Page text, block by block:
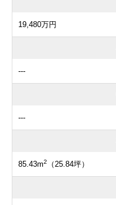
19,480万円
---
---
85.43m2 （25.84坪）